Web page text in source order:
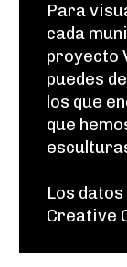
Para
cada
proyecto
puedes
los que
que
Los
Creative